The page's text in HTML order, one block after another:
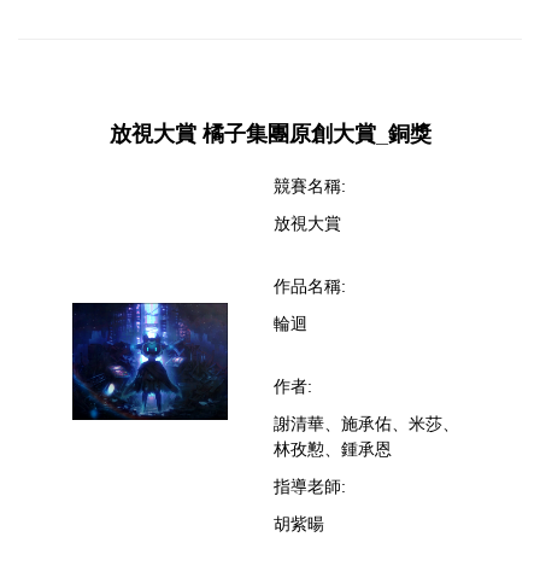
放視大賞 橘子集團原創大賞_銅獎
競賽名稱:
放視大賞
作品名稱:
輪迴
作者:
謝清華、施承佑、米莎、
林孜懃、鍾承恩
指導老師:
胡紫暘